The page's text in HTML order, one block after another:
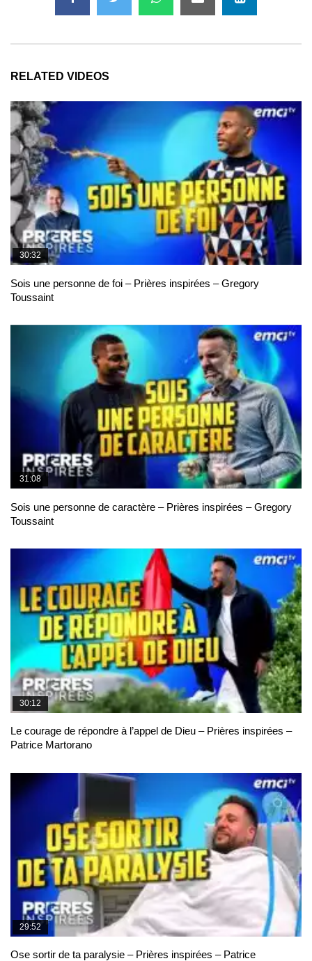
RELATED VIDEOS
30:32
Sois une personne de foi – Prières inspirées – Gregory
Toussaint
31:08
Sois une personne de caractère – Prières inspirées – Gregory
Toussaint
30:12
Le courage de répondre à l’appel de Dieu – Prières inspirées –
Patrice Martorano
29:52
Ose sortir de ta paralysie – Prières inspirées – Patrice